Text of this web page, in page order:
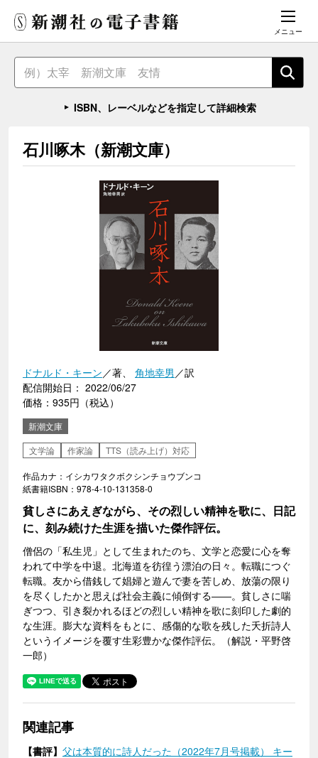
メニュー
ISBN、レーベルなどを指定して詳細検索
石川啄木（新潮文庫）
ドナルド・キーン／著、 角地幸男 ／訳
配信開始日： 2022/06/27
価格：935円（税込）
新潮文庫
文学論
作家論 TTS（読み上げ）対応
作品カナ：イシカワタクボクシンチョウブンコ
紙書籍ISBN：978-4-10-131358-0
貧しさにあえぎながら、その烈しい精神を歌に、日記
に、刻み続けた生涯を描いた傑作評伝。
僧侶の「私生児」として生まれたのち、文学と恋愛に心を奪
われて中学を中退。北海道を彷徨う漂泊の日々。転職につぐ
転職。友から借銭して娼婦と遊んで妻を苦しめ、放蕩の限り
を尽くしたかと思えば社会主義に傾倒する――。貧しさに喘
ぎつつ、引き裂かれるほどの烈しい精神を歌に刻印した劇的
な生涯。膨大な資料をもとに、感傷的な歌を残した夭折詩人
というイメージを覆す生彩豊かな傑作評伝。（解説・平野啓
一郎）
関連記事
【書評】 父は本質的に詩人だった（2022年7月号掲載） キー